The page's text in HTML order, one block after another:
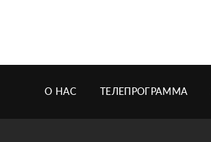
О НАС ТЕЛЕПРОГРАММА